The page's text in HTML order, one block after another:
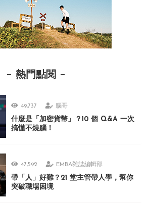
熱門點閱
49,737 腦哥
什麼是「加密貨幣」？10 個 Q&A 一次
搞懂不燒腦！
47,592 EMBA雜誌編輯部
帶「人」好難？21 堂主管帶人學，幫你
突破職場困境